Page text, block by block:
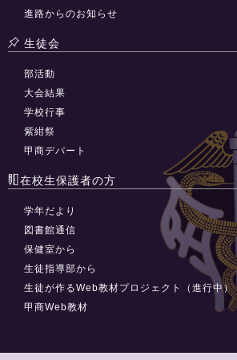
進路からのお知らせ
生徒会
部活動
大会結果
学校行事
紫紺祭
甲商デパート
在校生保護者の方
学年だより
図書館通信
保健室から
生徒指導部から
生徒が作るWeb教材プロジェクト（進行中）
甲商Web教材